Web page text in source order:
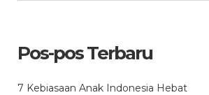
Pos-pos Terbaru
7 Kebiasaan Anak Indonesia Hebat